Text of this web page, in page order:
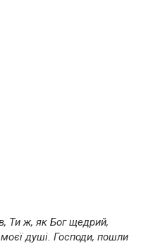
Ти ж, як Бог щедрий,
душі. Господи, пошли